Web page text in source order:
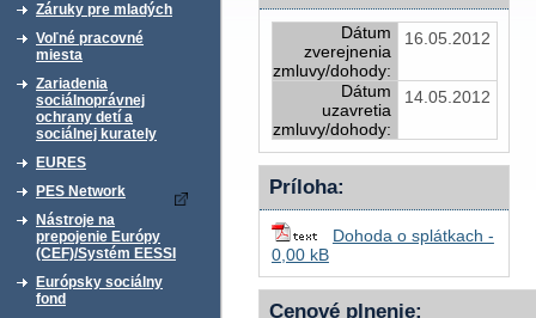
Záruky pre mladých
Voľné pracovné
miesta
Zariadenia
sociálnoprávnej
ochrany detí a
sociálnej kurately
EURES
PES Network
Nástroje na
prepojenie Európy
(CEF)/Systém EESSI
Európsky sociálny
fond
Dátum
zverejnenia
zmluvy/dohody:
16.05.2012
Dátum
uzavretia
zmluvy/dohody:
14.05.2012
Príloha:
Dohoda o splátkach -
0,00 kB
Cenové plnenie: